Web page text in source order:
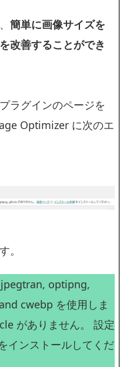
簡単に画像サイズを
改善することができ
ラグインのページを
Optimizer に次のエ
。
optipng,
cwebp を使用しま
がありません。 設定
インストールしてくだ